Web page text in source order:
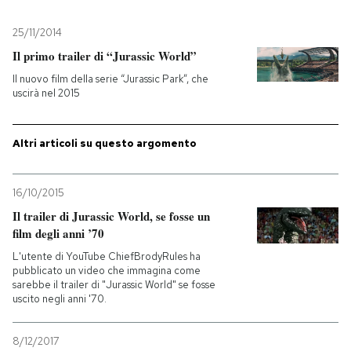
Tecnologia
Internet
Scienza
Ok Boomer!
Media
PODCAST
NEWSLETTER
I MIEI PREFERITI
25/11/2014
Il primo trailer di “Jurassic World”
Il nuovo film della serie “Jurassic Park”, che
uscirà nel 2015
Altri articoli su questo argomento
16/10/2015
Il trailer di Jurassic World, se fosse un
film degli anni ’70
L'utente di YouTube ChiefBrodyRules ha
pubblicato un video che immagina come
sarebbe il trailer di "Jurassic World" se fosse
uscito negli anni '70.
8/12/2017